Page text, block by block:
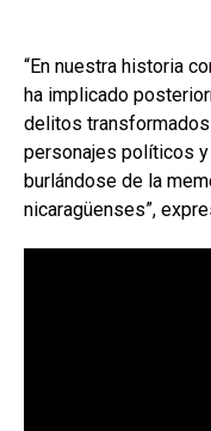
“En nuestra historia
ha implicado
delitos
personajes políticos
burlándose de la
nicaragüenses”,